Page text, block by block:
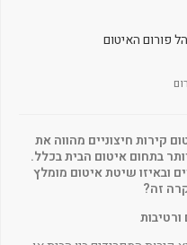
פורום האיטום
קירות חיצוניים מהווה את
בתחום איטום הבית בכלל.
ובאיזו שיטת איטום מומלץ
זה?
ורטיבות